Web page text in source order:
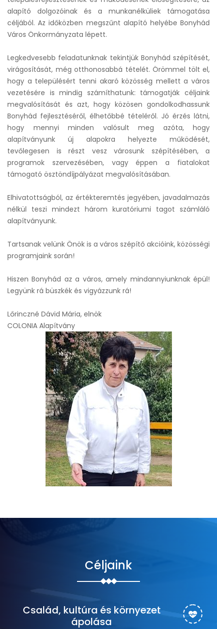
alapító dolgozóinak és a munkanélküliek támogatása
céljából. Az időközben megszűnt alapító helyébe Bonyhád
Város Önkormányzata lépett.
Legkedvesebb feladatunknak tekintjük Bonyhád szépítését,
virágosítását, még otthonosabbá tételét. Örömmel tölt el,
hogy a településért tenni akaró közösség mellett a város
vezetésére is mindig számíthatunk: támogatják céljaink
megvalósítását és azt, hogy közösen gondolkodhassunk
Bonyhád fejlesztéséről, élhetőbbé tételéről. Jó érzés látni,
hogy mennyi minden valósult meg azóta, hogy
alapítványunk új alapokra helyezte működését,
tevőlegesen is részt vesz városunk szépítésében, a
programok szervezésében, vagy éppen a fiatalokat
támogató ösztöndíjpályázat megvalósításában.
Elhivatottságból, az értékteremtés jegyében, javadalmazás
nélkül teszi mindezt három kuratóriumi tagot számláló
alapítványunk.
Tartsanak velünk Önök is a város szépítő akcióink, közösségi
programjaink során!
Hiszen Bonyhád az a város, amely mindannyiunknak épül!
Legyünk rá büszkék és vigyázzunk rá!
Lőrinczné Dávid Mária, elnök
COLONIA Alapítvány
Céljaink
Család, kultúra és környezet
ápolása